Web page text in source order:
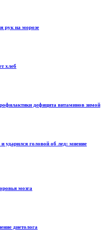
рук на морозе
хлеб
дефицита витаминов зимой
ударился головой об лед: мнение
мозга
диетолога